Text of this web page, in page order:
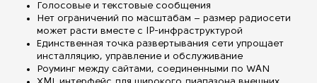
Голосовые и текстовые сообщения
Нет ограничений по масштабам – размер радиосети
может расти вместе с IP-инфраструктурой
Единственная точка развертывания сети упрощает
инсталляцию, управление и обслуживание
Роуминг между сайтами, соединенными по WAN